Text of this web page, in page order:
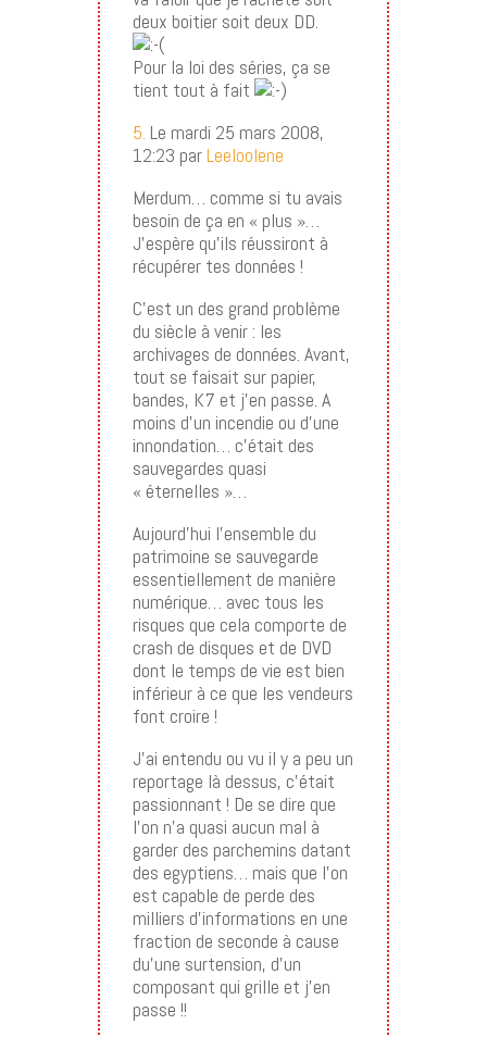
deux boitier soit deux DD.
Pour la loi des séries, ça se
tient tout à fait
5. Le mardi 25 mars 2008,
12:23 parLeeloolene
Merdum… comme si tu avais
besoin de ça en « plus »…
J’espère qu’ils réussiront à
récupérer tes données !
C’est un des grand problème
du siècle à venir : les
archivages de données. Avant,
tout se faisait sur papier,
bandes, K7 et j’en passe. A
moins d’un incendie ou d’une
innondation… c’était des
sauvegardes quasi
« éternelles »…
Aujourd’hui l’ensemble du
patrimoine se sauvegarde
essentiellement de manière
numérique… avec tous les
risques que cela comporte de
crash de disques et de DVD
dont le temps de vie est bien
inférieur à ce que les vendeurs
font croire !
J’ai entendu ou vu il y a peu un
reportage là dessus, c’était
passionnant ! De se dire que
l’on n’a quasi aucun mal à
garder des parchemins datant
des egyptiens… mais que l’on
est capable de perde des
milliers d’informations en une
fraction de seconde à cause
du’une surtension, d’un
composant qui grille et j’en
passe !!